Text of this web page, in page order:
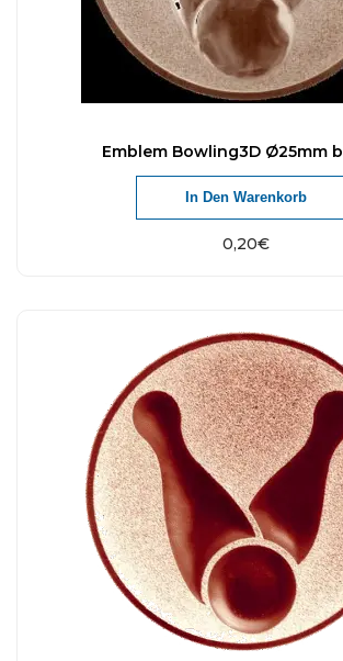
Emblem Bowling3D Ø25mm
0,20€
In Den Warenkorb